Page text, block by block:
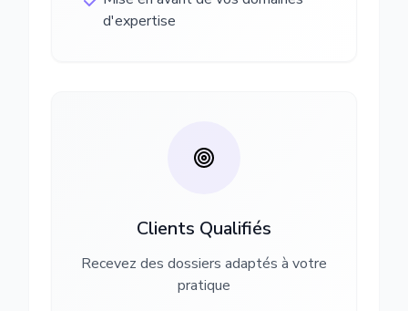
d'expertise
Clients Qualifiés
Recevez des dossiers adaptés à votre
pratique